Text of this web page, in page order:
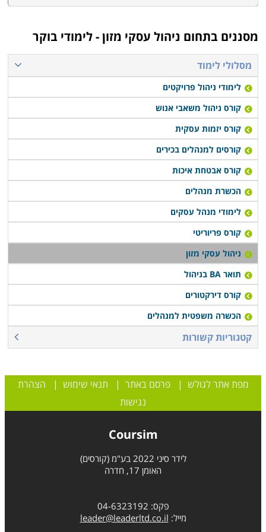
מסננים בתחום ניהול עסקי מזון - לימודי בוקר
מסלולי לימוד
לימודי ניהול פרויקטים
קורס ניהול משאבי אנוש
קורס יזמות עסקית
קורסים למנהלים בכירים
קורס אבטחת איכות
הכשרת מנהלים
לימודי מנהל עסקים
קורס פריוריטי
ניהול עסקי מזון
תואר BA בניהול
קורס דירקטורים
הכשרה משפטית למנהלים
קטגוריות קשורות
מפת אתר לגולש |פרסם באתר | תנאי שימוש | הצהרת
נגישות
Coursim
לידר סיני 2022 בע"מ (קורסים)
האומן 17, חדרה
פקס: 04-6323192
מייל: leader@leaderltd.co.il